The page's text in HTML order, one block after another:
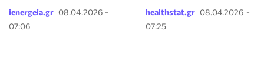
ienergeia.gr 08.04.2026 -
07:06
healthstat.gr 08.04.2026 -
07:25